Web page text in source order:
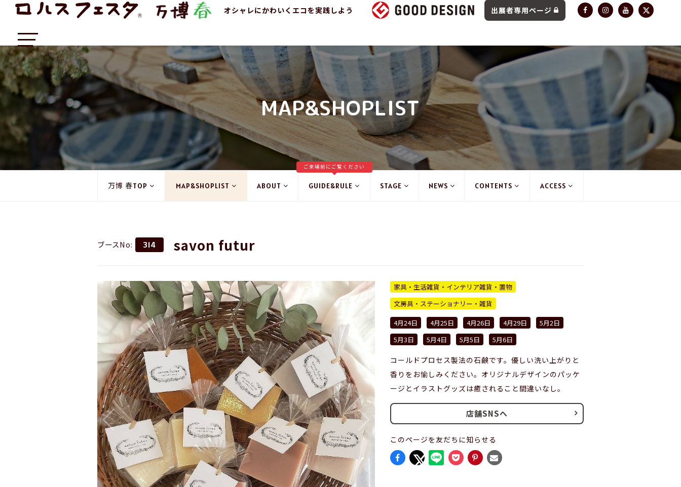
オシャレにかわいくエコを実践しよう 出展者専用ページ
MAP&SHOPLIST
万博 春TOP MAP&SHOPLIST ABOUT GUIDE&RULE
ご来場前にご覧ください
STAGE NEWS CONTENTS ACCESS
ブースNo: 314 savon futur
家具・生活雑貨・インテリア雑貨・置物
文房具・ステーショナリー・雑貨
4月24日
4月25日 4月26日 4月29日
5月2日
5月3日
5月4日 5月5日 5月6日
コールドプロセス製法の石鹸です。優しい洗い上がりと
香りをお愉しみください。オリジナルデザインのパッケ
ージとイラストグッズは癒されること間違いなし。
店舗SNSへ
このページを友だちに知らせる